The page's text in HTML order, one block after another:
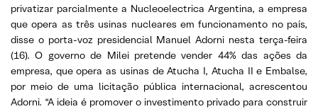
privatizar parcialmente a Nucleoelectrica Argentina, a empresa
que opera as três usinas nucleares em funcionamento no país,
disse o porta-voz presidencial Manuel Adorni nesta terça-feira
(16). O governo de Milei pretende vender 44% das ações da
empresa, que opera as usinas de Atucha I, Atucha II e Embalse,
por meio de uma licitação pública internacional, acrescentou
Adorni. “A ideia é promover o investimento privado para construir